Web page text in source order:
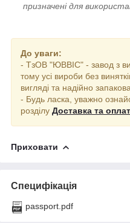
призначені для
До уваги:
- ТзОВ "ЮВВІС" - завод з
тому усі вироби без
вигляді та надійно
- Будь ласка, уважно
розділу Доставка та
Приховати
Специфікація
passport.pdf